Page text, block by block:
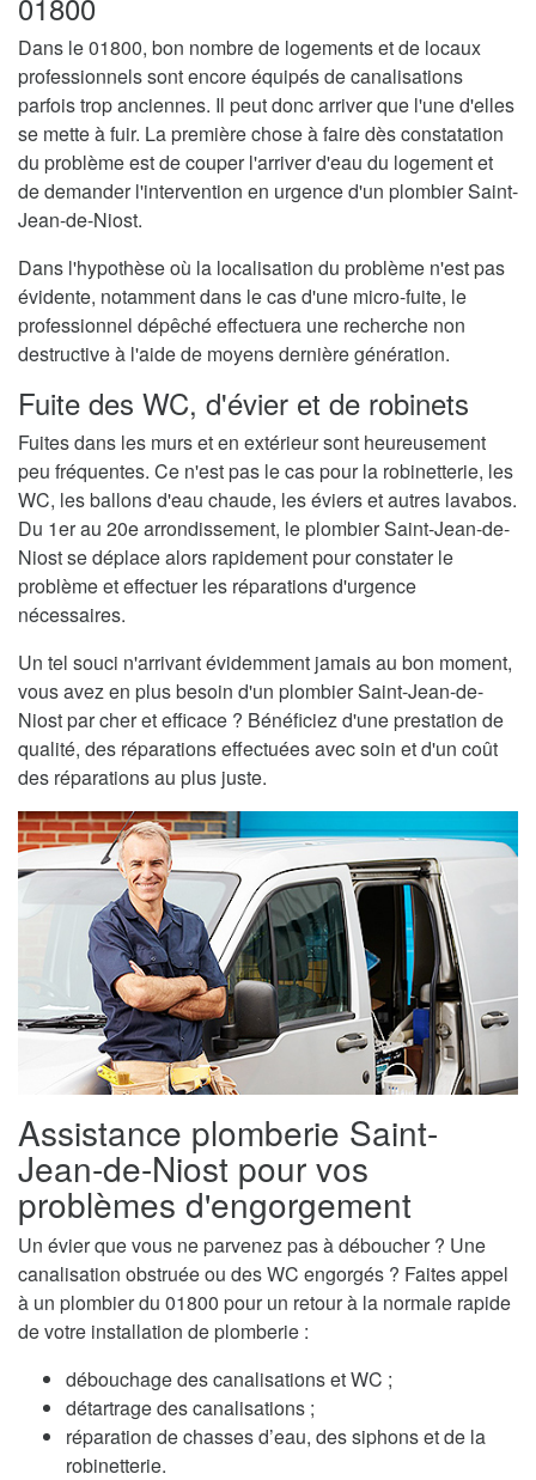
Dans le 01800, bon nombre de logements et de locaux
professionnels sont encore équipés de canalisations
parfois trop anciennes. Il peut donc arriver que l'une d'elles
se mette à fuir. La première chose à faire dès constatation
du problème est de couper l'arriver d'eau du logement et
de demander l'intervention en urgence d'un plombier Saint-
Jean-de-Niost.
Dans l'hypothèse où la localisation du problème n'est pas
évidente, notamment dans le cas d'une micro-fuite, le
professionnel dépêché effectuera une recherche non
destructive à l'aide de moyens dernière génération.
Fuite des WC, d'évier et de robinets
Fuites dans les murs et en extérieur sont heureusement
peu fréquentes. Ce n'est pas le cas pour la robinetterie, les
WC, les ballons d'eau chaude, les éviers et autres lavabos.
Du 1er au 20e arrondissement, le plombier Saint-Jean-de-
Niost se déplace alors rapidement pour constater le
problème et effectuer les réparations d'urgence
nécessaires.
Un tel souci n'arrivant évidemment jamais au bon moment,
vous avez en plus besoin d'un plombier Saint-Jean-de-
Niost par cher et efficace ? Bénéficiez d'une prestation de
qualité, des réparations effectuées avec soin et d'un coût
des réparations au plus juste.
Assistance plomberie Saint-
Jean-de-Niost pour vos
problèmes d'engorgement
Un évier que vous ne parvenez pas à déboucher ? Une
canalisation obstruée ou des WC engorgés ? Faites appel
à un plombier du 01800 pour un retour à la normale rapide
de votre installation de plomberie :
débouchage des canalisations et WC ;
détartrage des canalisations ;
réparation de chasses d’eau, des siphons et de la
robinetterie.